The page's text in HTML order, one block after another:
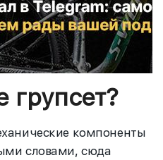
групсет?
компоненты
словами, сюда